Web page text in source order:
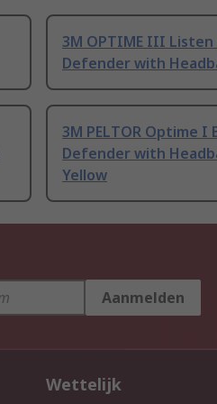
3M OPTIME III Listen
Defender with
3M PELTOR Optime I
Defender with
Yellow
Aanmelden
Wettelijk